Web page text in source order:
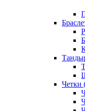
Четки